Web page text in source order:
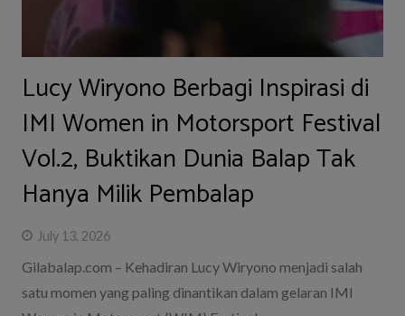
Lucy Wiryono Berbagi Inspirasi di
IMI Women in Motorsport Festival
Vol.2, Buktikan Dunia Balap Tak
Hanya Milik Pembalap
July 13, 2026
Gilabalap.com – Kehadiran Lucy Wiryono menjadi salah
satu momen yang paling dinantikan dalam gelaran IMI